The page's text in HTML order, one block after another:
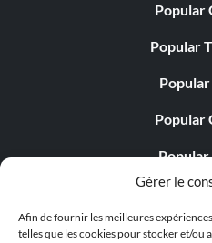
Gérer le
Afin de fournir les meilleures
telles que les cookies pour stocker et/ou
Popular
Popular
Popular
Popular
Popular